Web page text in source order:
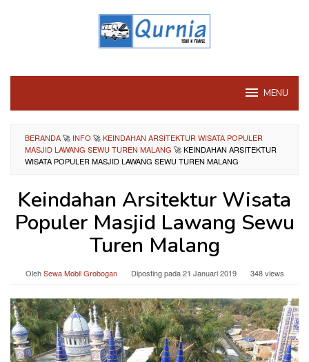
MENU
BERANDA🚀 INFO 🚀KEINDAHAN ARSITEKTUR WISATA POPULER
MASJID LAWANG SEWU TUREN MALANG 🚀KEINDAHAN ARSITEKTUR
WISATA POPULER MASJID LAWANG SEWU TUREN MALANG
Keindahan Arsitektur Wisata
Populer Masjid Lawang Sewu
Turen Malang
OlehSewa Mobil Grobogan Diposting pada21 Januari 2019 348 views